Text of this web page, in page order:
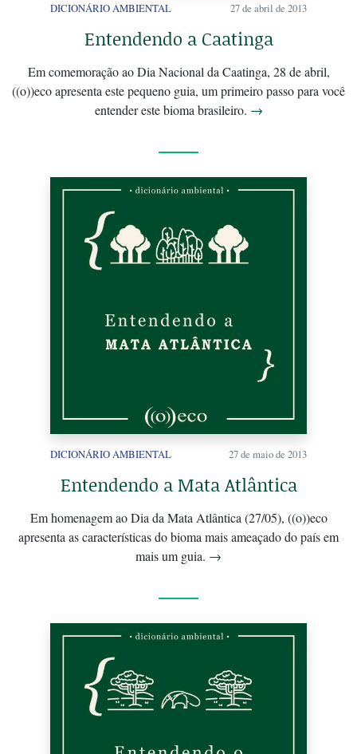
DICIONÁRIO AMBIENTAL 27 de abril de 2013
Entendendo a Caatinga
Em comemoração ao Dia Nacional da Caatinga, 28 de abril,
((o))eco apresenta este pequeno guia, um primeiro passo para você
entender este bioma brasileiro. →
DICIONÁRIO AMBIENTAL 27 de maio de 2013
Entendendo a Mata Atlântica
Em homenagem ao Dia da Mata Atlântica (27/05), ((o))eco
apresenta as características do bioma mais ameaçado do país em
mais um guia. →